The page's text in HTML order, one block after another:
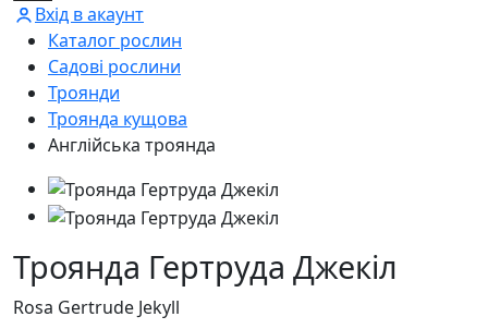
Вхід в акаунт
Каталог рослин
Садові рослини
Троянди
Троянда кущова
Англійська троянда
Троянда Гертруда Джекіл
Rosa Gertrude Jekyll